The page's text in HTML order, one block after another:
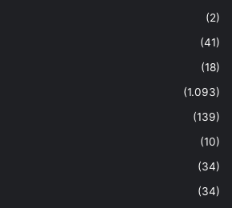
(2)
(41)
(18)
(1.093)
(139)
(10)
(34)
(34)